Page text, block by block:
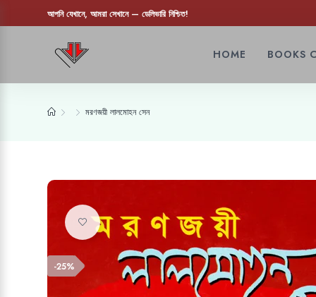
আপনি যেখানে, আমরা সেখানে — ডেলিভারি নিশ্চিত!
HOME BOOKS
মরণজয়ী লালমোহন সেন
Add to wishlist
-25%